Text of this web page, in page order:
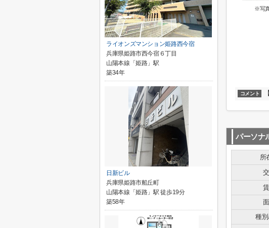
※写
コメント
パーソナ
所
種
ライオンズマンション姫路西今宿
兵庫県姫路市西今宿６丁目
山陽本線「姫路」駅
築34年
日新ビル
兵庫県姫路市船丘町
山陽本線「姫路」駅 徒歩19分
築58年